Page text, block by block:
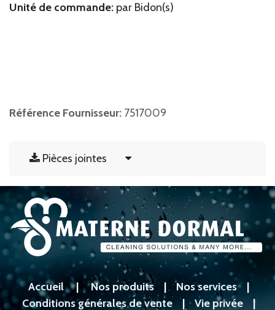
Unité de commande: par Bidon(s)
Référence Fournisseur: 7517009
Pièces jointes
Accueil|Nos produits|Nos services|
Conditions générales de vente | Vie privée |